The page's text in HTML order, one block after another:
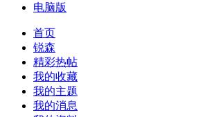
电脑版
首页
锐森
精彩热帖
我的收藏
我的主题
我的消息